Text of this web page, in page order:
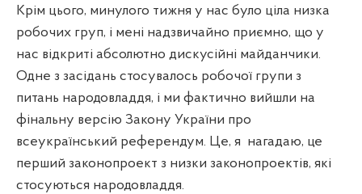
Крім цього, минулого тижня у нас було ціла низка
робочих груп, і мені надзвичайно приємно, що у
нас відкриті абсолютно дискусійні майданчики.
Одне з засідань стосувалось робочої групи з
питань народовладдя, і ми фактично вийшли на
фінальну версію Закону України про
всеукраїнський референдум. Це, я нагадаю, це
перший законопроект з низки законопроектів, які
стосуються народовладдя.